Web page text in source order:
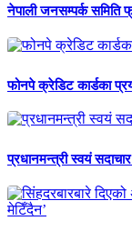
नेपाली जनसम्पर्क समिति
फोनपे क्रेडिट कार्डका
प्रधानमन्त्री स्वयं